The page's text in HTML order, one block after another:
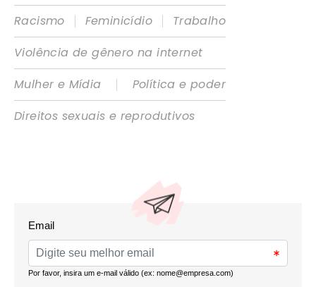
Racismo
| Feminicídio |
Trabalho
Violência de gênero na internet
Mulher e Mídia
|
Política e poder
Direitos sexuais e reprodutivos